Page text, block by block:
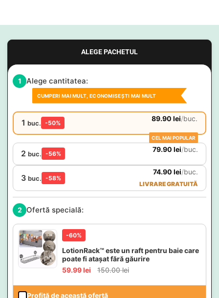
ALEGE PACHETUL
1 Alege cantitatea:
CUMPERI MAI MULT, ECONOMISEȘTI MAI MULT
1 buc. -50%
89.90 lei/buc.
CEL MAI POPULAR
2 buc. -56%
79.90 lei/buc.
3 buc. -58%
74.90 lei/buc.
LIVRARE GRATUITĂ
2 Ofertă specială:
-60%
LotionRack™ este un raft pentru baie care
poate fi atașat fără găurire
59.99lei 150.00lei
Profită de această ofertă